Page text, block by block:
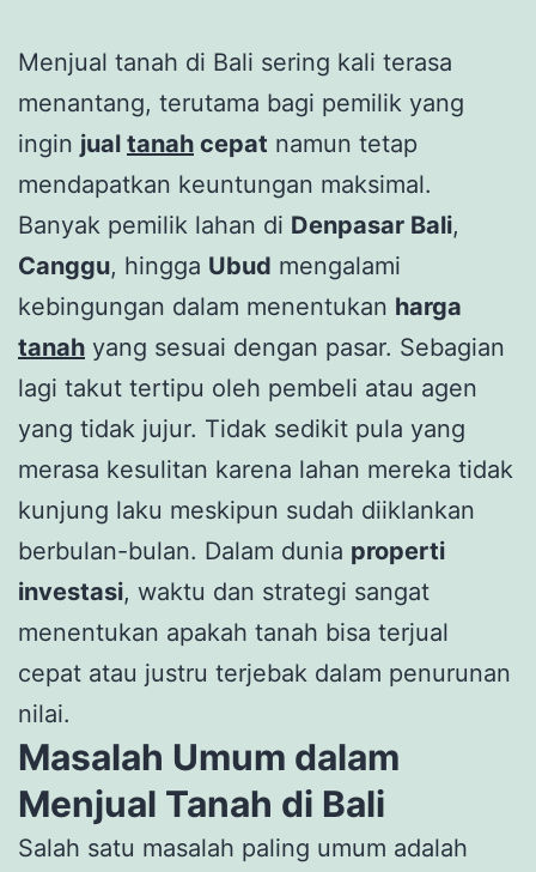
Menjual tanah di Bali sering kali terasa
menantang, terutama bagi pemilik yang
ingin jual tanah cepat namun tetap
mendapatkan keuntungan maksimal.
Banyak pemilik lahan di Denpasar Bali,
Canggu, hingga Ubud mengalami
kebingungan dalam menentukan harga
tanah yang sesuai dengan pasar. Sebagian
lagi takut tertipu oleh pembeli atau agen
yang tidak jujur. Tidak sedikit pula yang
merasa kesulitan karena lahan mereka tidak
kunjung laku meskipun sudah diiklankan
berbulan-bulan. Dalam dunia properti
investasi, waktu dan strategi sangat
menentukan apakah tanah bisa terjual
cepat atau justru terjebak dalam penurunan
nilai.
Masalah Umum dalam
Menjual Tanah di Bali
Salah satu masalah paling umum adalah